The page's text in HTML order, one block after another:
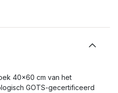
40x60 cm van het
GOTS-gecertificeerd